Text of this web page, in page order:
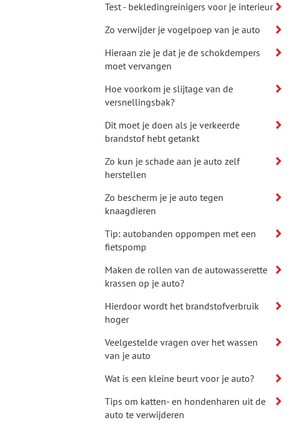
Test - bekledingreinigers voor je interieur
Zo verwijder je vogelpoep van je auto
Hieraan zie je dat je de schokdempers
moet vervangen
Hoe voorkom je slijtage van de
versnellingsbak?
Dit moet je doen als je verkeerde
brandstof hebt getankt
Zo kun je schade aan je auto zelf
herstellen
Zo bescherm je je auto tegen
knaagdieren
Tip: autobanden oppompen met een
fietspomp
Maken de rollen van de autowasserette
krassen op je auto?
Hierdoor wordt het brandstofverbruik
hoger
Veelgestelde vragen over het wassen
van je auto
Wat is een kleine beurt voor je auto?
Tips om katten- en hondenharen uit de
auto te verwijderen